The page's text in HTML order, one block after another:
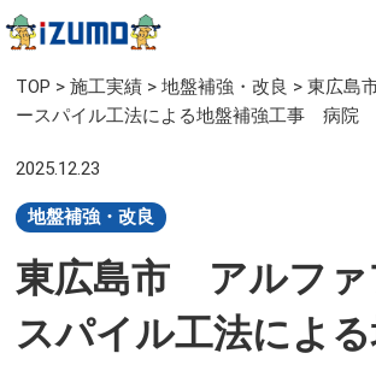
TOP >施工実績 >地盤補強・改良​ >東広島
ースパイル工法による地盤補強工事 病院
2025.12.23
地盤補強・改良​
東広島市 アルファ
スパイル工法によ